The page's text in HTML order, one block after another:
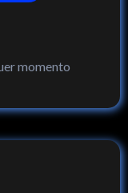
momento